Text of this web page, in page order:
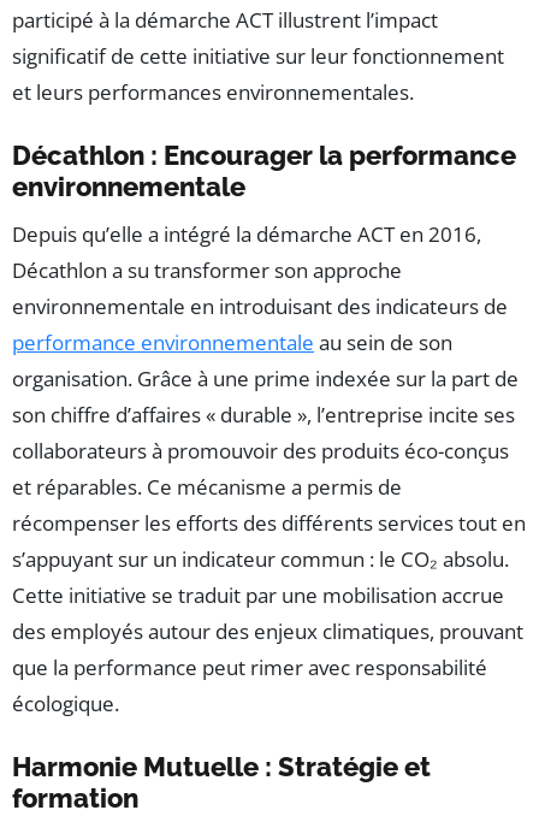
participé à la démarche ACT illustrent l’impact
significatif de cette initiative sur leur fonctionnement
et leurs performances environnementales.
Décathlon : Encourager la performance
environnementale
Depuis qu’elle a intégré la démarche ACT en 2016,
Décathlon a su transformer son approche
environnementale en introduisant des indicateurs de
performance environnementale au sein de son
organisation. Grâce à une prime indexée sur la part de
son chiffre d’affaires « durable », l’entreprise incite ses
collaborateurs à promouvoir des produits éco-conçus
et réparables. Ce mécanisme a permis de
récompenser les efforts des différents services tout en
s’appuyant sur un indicateur commun : le CO₂ absolu.
Cette initiative se traduit par une mobilisation accrue
des employés autour des enjeux climatiques, prouvant
que la performance peut rimer avec responsabilité
écologique.
Harmonie Mutuelle : Stratégie et
formation